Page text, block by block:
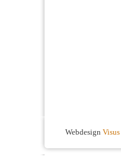
Webdesign Visus